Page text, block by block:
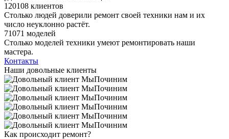
120108 клиентов
Столько людей доверили ремонт своей техники нам и их
число неуклонно растёт.
71071 моделей
Столько моделей техники умеют ремонтировать наши
мастера.
Контакты
Наши довольные клиенты
Как происходит ремонт?